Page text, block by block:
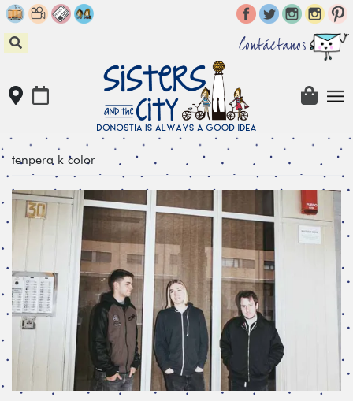
Skip
to
content
Contáctanos
tenpera k color